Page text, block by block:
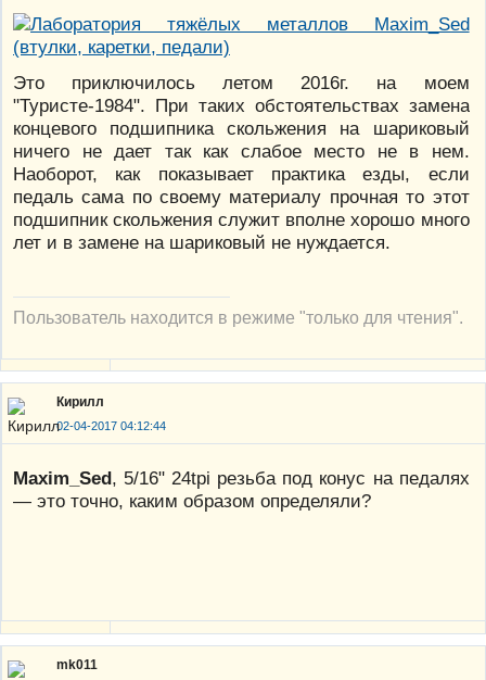
Это приключилось летом 2016г. на моем
"Туристе-1984". При таких обстоятельствах замена
концевого подшипника скольжения на шариковый
ничего не дает так как слабое место не в нем.
Наоборот, как показывает практика езды, если
педаль сама по своему материалу прочная то этот
подшипник скольжения служит вполне хорошо много
лет и в замене на шариковый не нуждается.
Пользователь находится в режиме "только для чтения".
Кирилл
02-04-2017 04:12:44
Maxim_Sed, 5/16" 24tpi резьба под конус на педалях
— это точно, каким образом определяли?
mk011